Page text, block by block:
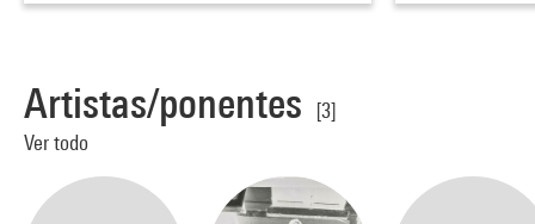
Artistas/ponentes
[3]
Ver todo